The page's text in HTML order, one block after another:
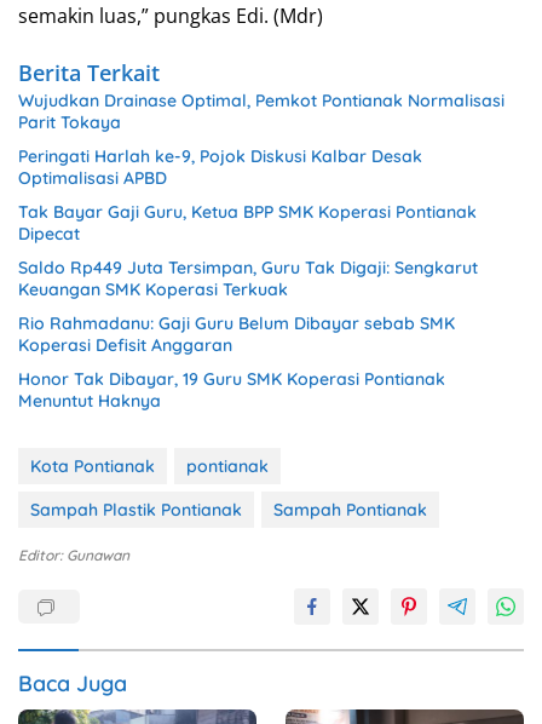
semakin luas,” pungkas Edi. (Mdr)
Berita Terkait
Wujudkan Drainase Optimal, Pemkot Pontianak Normalisasi
Parit Tokaya
Peringati Harlah ke-9, Pojok Diskusi Kalbar Desak
Optimalisasi APBD
Tak Bayar Gaji Guru, Ketua BPP SMK Koperasi Pontianak
Dipecat
Saldo Rp449 Juta Tersimpan, Guru Tak Digaji: Sengkarut
Keuangan SMK Koperasi Terkuak
Rio Rahmadanu: Gaji Guru Belum Dibayar sebab SMK
Koperasi Defisit Anggaran
Honor Tak Dibayar, 19 Guru SMK Koperasi Pontianak
Menuntut Haknya
Kota Pontianak
pontianak
Sampah Plastik Pontianak
Sampah Pontianak
Editor: Gunawan
Baca Juga